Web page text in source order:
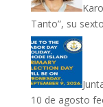
Tanto”, su
10 de agosto